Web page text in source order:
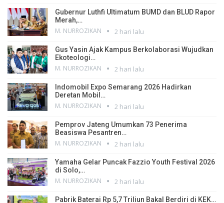
Gubernur Luthfi Ultimatum BUMD dan BLUD Rapor
Merah,…
M. NURROZIKAN 2 hari lalu
Gus Yasin Ajak Kampus Berkolaborasi Wujudkan
Ekoteologi…
M. NURROZIKAN 2 hari lalu
Indomobil Expo Semarang 2026 Hadirkan
Deretan Mobil…
M. NURROZIKAN 2 hari lalu
Pemprov Jateng Umumkan 73 Penerima
Beasiswa Pesantren…
M. NURROZIKAN 2 hari lalu
Yamaha Gelar Puncak Fazzio Youth Festival 2026
di Solo,…
M. NURROZIKAN 2 hari lalu
Pabrik Baterai Rp 5,7 Triliun Bakal Berdiri di KEK…